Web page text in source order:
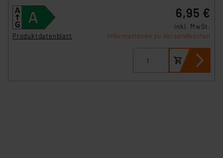
Produktdatenblatt
6,95 €
inkl. MwSt.
Informationen zu Versandkosten